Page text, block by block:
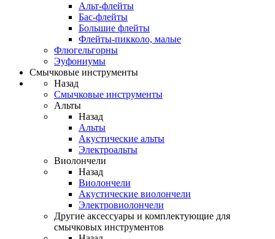
Альт-флейты
Бас-флейты
Большие флейты
Флейты-пикколо, малые
Флюгельгорны
Эуфониумы
Смычковые инструменты
Назад
Смычковые инструменты
Альты
Назад
Альты
Акустические альты
Электроальты
Виолончели
Назад
Виолончели
Акустические виолончели
Электровиолончели
Другие аксессуары и комплектующие для
смычковых инструментов